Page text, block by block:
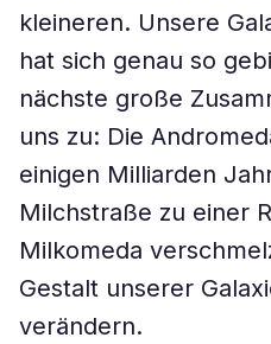
kleineren. Unsere
hat sich genau so
nächste große
uns zu: Die
einigen Milliarden
Milchstraße zu einer
Milkomeda
Gestalt unserer
verändern.